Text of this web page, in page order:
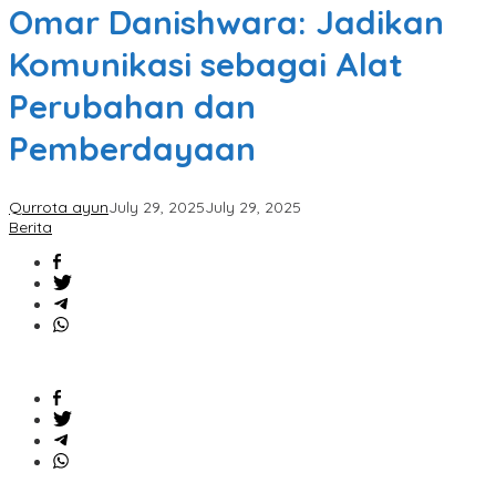
Omar Danishwara: Jadikan
Komunikasi sebagai Alat
Perubahan dan
Pemberdayaan
Qurrota ayunJuly 29, 2025July 29, 2025
Berita